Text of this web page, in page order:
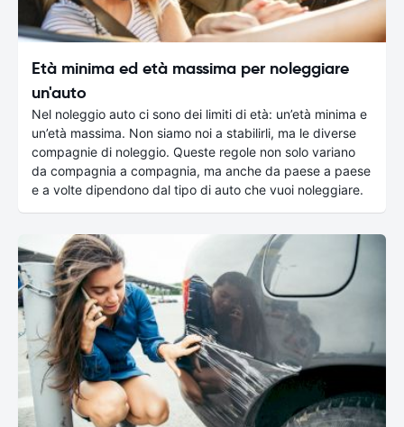
Età minima ed età massima per noleggiare
un'auto
Nel noleggio auto ci sono dei limiti di età: un’età minima e
un’età massima. Non siamo noi a stabilirli, ma le diverse
compagnie di noleggio. Queste regole non solo variano
da compagnia a compagnia, ma anche da paese a paese
e a volte dipendono dal tipo di auto che vuoi noleggiare.